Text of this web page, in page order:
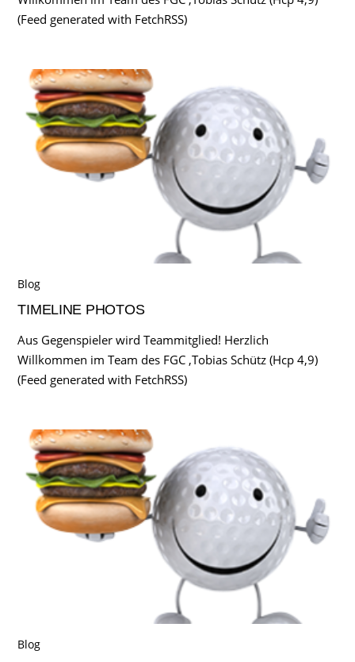
(Feed generated with FetchRSS)
Blog
TIMELINE PHOTOS
Aus Gegenspieler wird Teammitglied! Herzlich
Willkommen im Team des FGC ,Tobias Schütz (Hcp 4,9)
(Feed generated with FetchRSS)
Blog